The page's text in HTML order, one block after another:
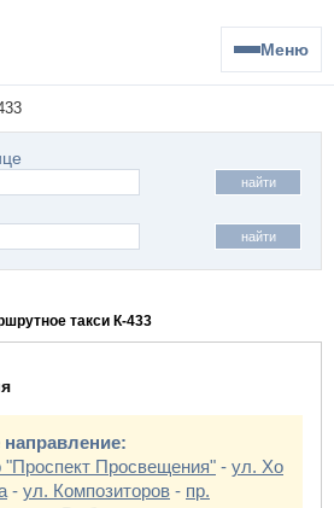
Меню
найти
найти
такси К-433
"Проспект Просвещения" - ул. Хо
- ул. Композиторов - пр.